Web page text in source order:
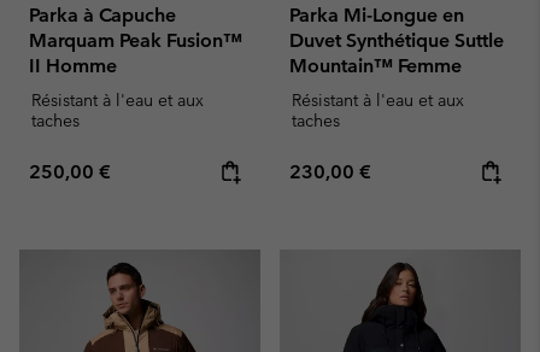
Parka à Capuche
Marquam Peak Fusion™
II Homme
Résistant à l'eau et aux
taches
Regular price:
250,00 €
Parka Mi-Longue en
Duvet Synthétique Suttle
Mountain™ Femme
Résistant à l'eau et aux
taches
Regular price:
230,00 €